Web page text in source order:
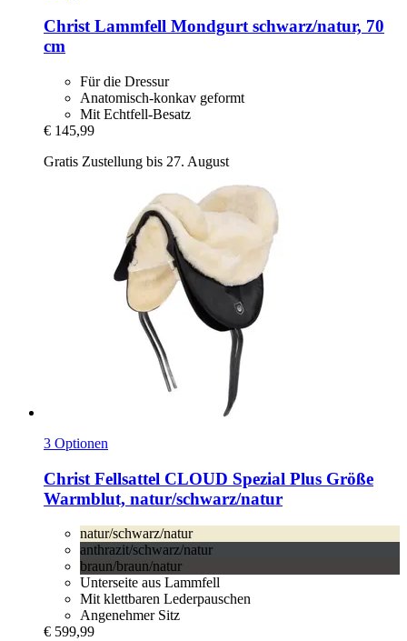
ChristLammfell Mondgurt schwarz/natur, 70
cm
Für die Dressur
Anatomisch-konkav geformt
Mit Echtfell-Besatz
€ 145,99
Gratis Zustellung bis 27. August
3 Optionen
Christ Fellsattel CLOUD Spezial Plus Größe
Warmblut, natur/schwarz/natur
natur/schwarz/natur
anthrazit/schwarz/natur
braun/braun/natur
Unterseite aus Lammfell
Mit klettbaren Lederpauschen
Angenehmer Sitz
€ 599,99